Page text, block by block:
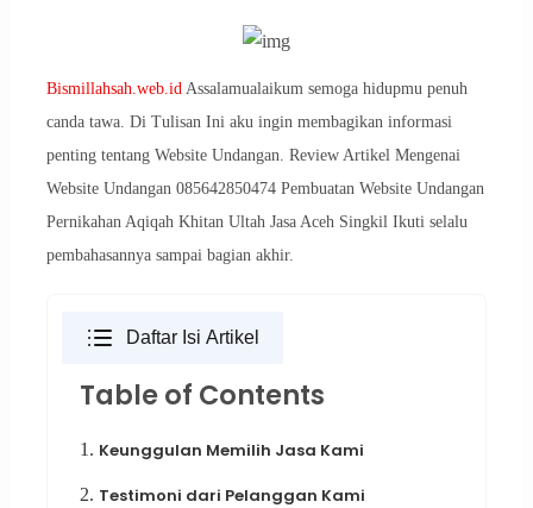
Bismillahsah.web.idAssalamualaikum semoga hidupmu penuh
canda tawa. Di Tulisan Ini aku ingin membagikan informasi
penting tentang Website Undangan. Review Artikel Mengenai
Website Undangan 085642850474 Pembuatan Website Undangan
Pernikahan Aqiqah Khitan Ultah Jasa Aceh Singkil Ikuti selalu
pembahasannya sampai bagian akhir.
Daftar Isi Artikel
Table of Contents
1. Keunggulan Memilih Jasa Kami
2. Testimoni dari Pelanggan Kami